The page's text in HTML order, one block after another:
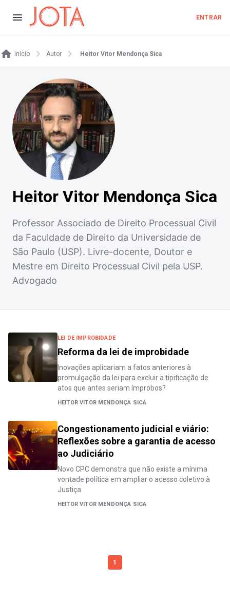
ENTRAR
Início Autor Heitor Vitor Mendonça Sica
Heitor Vitor Mendonça Sica
Professor Associado de Direito Processual Civil
da Faculdade de Direito da Universidade de
São Paulo (USP). Livre-docente, Doutor e
Mestre em Direito Processual Civil pela USP.
Advogado
LEI DE IMPROBIDADE
Reforma da lei de improbidade
Inovações aplicariam a fatos anteriores à
promulgação da lei para excluir a tipificação de
atos que antes seriam ímprobos?
HEITOR VITOR MENDONÇA SICA
Congestionamento judicial e viário:
Reflexões sobre a garantia de acesso
ao Judiciário
Novo CPC demonstra que não existe a mínima
vontade política em ampliar o acesso coletivo à
Justiça
HEITOR VITOR MENDONÇA SICA
1